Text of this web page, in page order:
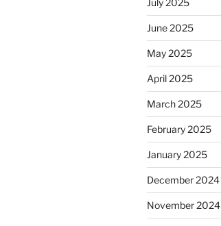
June 2025
May 2025
April 2025
March 2025
February 2025
January 2025
December 2024
November 2024